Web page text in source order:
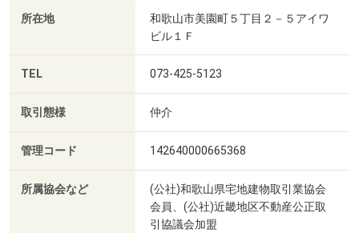
所在地
和歌山市美園町５丁目２－５アイワ
ビル１Ｆ
TEL 073-425-5123
取引態様 仲介
管理コード 142640000665368
所属協会など
(公社)和歌山県宅地建物取引業協会
会員、(公社)近畿地区不動産公正取
引協議会加盟